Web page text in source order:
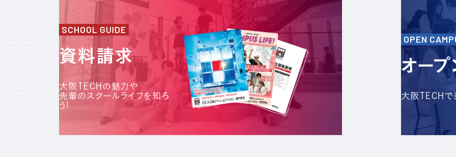
SCHOOL GUIDE
資料請求
大阪TECHの魅力や
先輩のスクールライフを知ろ
う!
OPEN
オープ
大阪TECHで